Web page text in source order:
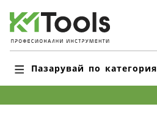
Пазарувай по категория